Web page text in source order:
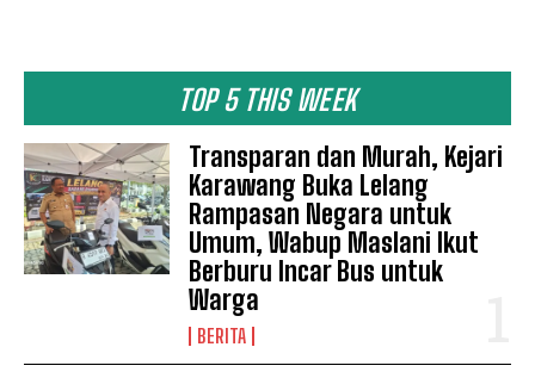
TOP 5 THIS WEEK
Transparan dan Murah, Kejari
Karawang Buka Lelang
Rampasan Negara untuk
Umum, Wabup Maslani Ikut
Berburu Incar Bus untuk
Warga
BERITA